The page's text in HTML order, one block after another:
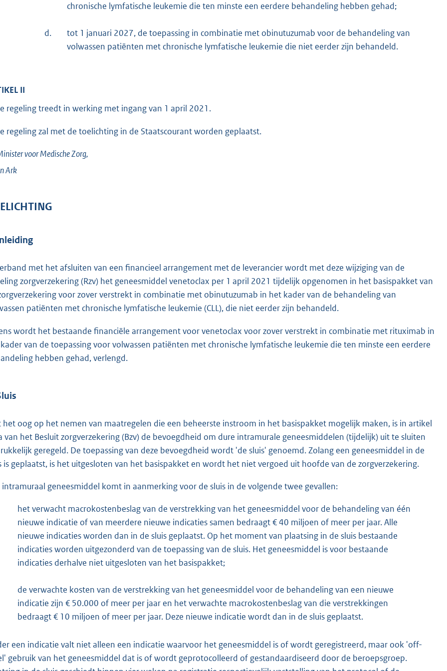
chronische lymfatische leukemie die ten minste een eerdere behandeling hebben gehad;
d.
tot 1 januari 2027, de toepassing in combinatie met obinutuzumab voor de behandeling van
volwassen patiënten met chronische lymfatische leukemie die niet eerder zijn behandeld.
II
regeling treedt in werking met ingang van 1 april 2021.
regeling zal met de toelichting in de Staatscourant worden geplaatst.
voor Medische Zorg,
Ark
met het afsluiten van een financieel arrangement met de leverancier wordt met deze wijziging van de
zorgverzekering (Rzv) het geneesmiddel venetoclax per 1 april 2021 tijdelijk opgenomen in het basispakket van
voor zover verstrekt in combinatie met obinutuzumab in het kader van de behandeling van
patiënten met chronische lymfatische leukemie (CLL), die niet eerder zijn behandeld.
wordt het bestaande financiële arrangement voor venetoclax voor zover verstrekt in combinatie met rituximab in
van de toepassing voor volwassen patiënten met chronische lymfatische leukemie die ten minste een eerdere
hebben gehad, verlengd.
het oog op het nemen van maatregelen die een beheerste instroom in het basispakket mogelijk maken, is in artikel
van het Besluit zorgverzekering (Bzv) de bevoegdheid om dure intramurale geneesmiddelen (tijdelijk) uit te sluiten
geregeld. De toepassing van deze bevoegdheid wordt 'de sluis' genoemd. Zolang een geneesmiddel in de
is geplaatst, is het uitgesloten van het basispakket en wordt het niet vergoed uit hoofde van de zorgverzekering.
intramuraal geneesmiddel komt in aanmerking voor de sluis in de volgende twee gevallen:
het verwacht macrokostenbeslag van de verstrekking van het geneesmiddel voor de behandeling van één
nieuwe indicatie of van meerdere nieuwe indicaties samen bedraagt € 40 miljoen of meer per jaar. Alle
nieuwe indicaties worden dan in de sluis geplaatst. Op het moment van plaatsing in de sluis bestaande
indicaties worden uitgezonderd van de toepassing van de sluis. Het geneesmiddel is voor bestaande
indicaties derhalve niet uitgesloten van het basispakket;
de verwachte kosten van de verstrekking van het geneesmiddel voor de behandeling van een nieuwe
indicatie zijn € 50.000 of meer per jaar en het verwachte macrokostenbeslag van die verstrekkingen
bedraagt € 10 miljoen of meer per jaar. Deze nieuwe indicatie wordt dan in de sluis geplaatst.
een indicatie valt niet alleen een indicatie waarvoor het geneesmiddel is of wordt geregistreerd, maar ook 'off-
gebruik van het geneesmiddel dat is of wordt geprotocolleerd of gestandaardiseerd door de beroepsgroep.